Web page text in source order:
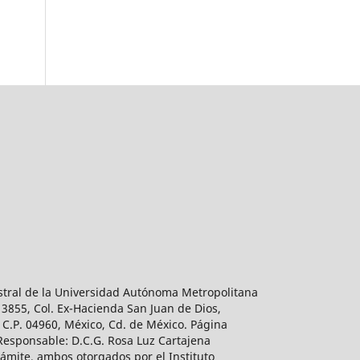
de la Universidad Autónoma Metropolitana
Col. Ex-Hacienda San Juan de Dios,
04960, México, Cd. de México. Página
D.C.G. Rosa Luz Cartajena
ambos otorgados por el Instituto